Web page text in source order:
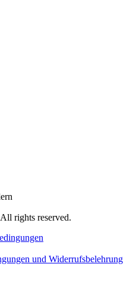
rights reserved.
und Widerrufsbelehrung